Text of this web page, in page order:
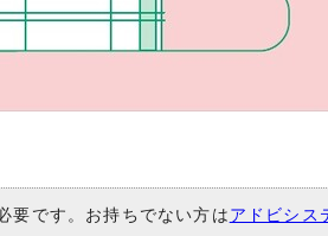
要です。お持ちでない方はアドビシス